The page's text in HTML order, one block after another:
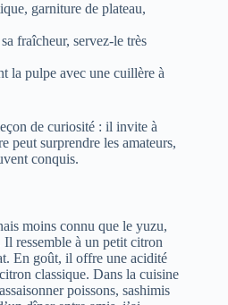
garniture de plateau,
fraîcheur, servez-le très
la pulpe avec une cuillère à
de curiosité : il invite à
peut surprendre les amateurs,
conquis.
moins connu que le yuzu,
ressemble à un petit citron
En goût, il offre une acidité
classique. Dans la cuisine
poissons, sashimis